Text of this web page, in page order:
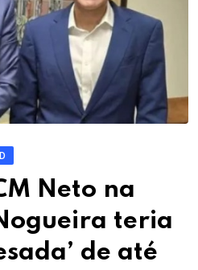
Neto na
teria
de até